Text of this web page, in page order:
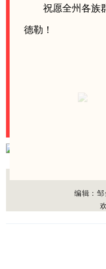
祝愿全州各族
德勒！
编辑：邹